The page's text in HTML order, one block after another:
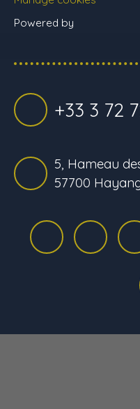
Powered by
+33 3 72
5, Hameau
57700